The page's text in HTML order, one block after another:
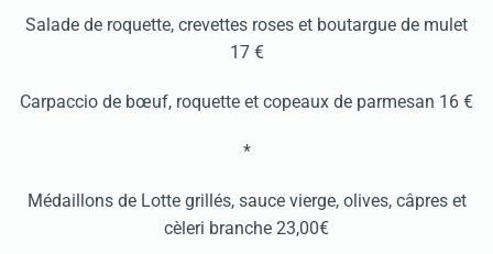
Salade de roquette, crevettes roses et boutargue de mulet
17 €
Carpaccio de bœuf, roquette et copeaux de parmesan 16 €
*
Médaillons de Lotte grillés, sauce vierge, olives, câpres et
cèleri branche 23,00€